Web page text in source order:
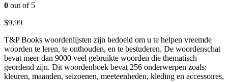
0 out of 5
$9.99
T&P Books woordenlijsten zijn bedoeld om u te helpen vreemde
woorden te leren, te onthouden, en te bestuderen. De woordenschat
bevat meer dan 9000 veel gebruikte woorden die thematisch
geordend zijn. Dit woordenboek bevat 256 onderwerpen zoals:
kleuren, maanden, seizoenen, meeteenheden, kleding en accessoires,